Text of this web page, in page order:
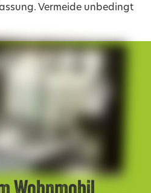
Vermeide unbedingt